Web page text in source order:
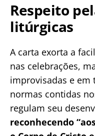
Respeito
litúrgicas
A carta exorta a
nas celebrações,
improvisadas e
normas contidas
regulam seu
reconhecendo